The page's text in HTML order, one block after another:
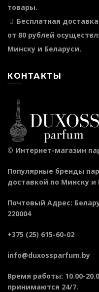
товары.
Бесплатная доставка
от 80 рублей
Минску и Беларуси.
КОНТАКТЫ
© Интернет-магазин
Популярные бренды
доставкой по Минску и
Почтовый Адрес:
220004
+375 (25) 615-60-02
info@duxossparfum.by
Время работы: 10.00-
принимаются 24/7.